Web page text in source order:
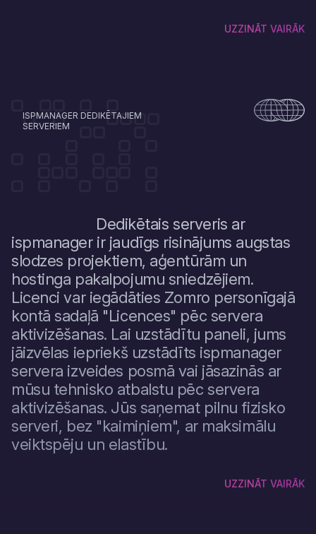
Ispmanager nodrošina ērtu visu sistēmas parametru
zemas izmaksas VPS tarifus, ispmanager panelis nepārslogo
sistēmu un ir piemērots vairāku tīmekļa vietņu, CRM sistēmu,
tiešsaistes veikalu un blogu mitināšanai. Ierobežojumi ir saistīti
UZZINĀT VAIRĀK
ISPMANAGER DEDIKĒTAJIEM
SERVERIEM
Dedikētais serveris ar
ispmanager ir jaudīgs risinājums augstas
slodzes projektiem, aģentūrām un
hostinga pakalpojumu sniedzējiem.
Licenci var iegādāties Zomro personīgajā
kontā sadaļā "Licences" pēc servera
aktivizēšanas. Lai uzstādītu paneli, jums
jāizvēlas iepriekš uzstādīts ispmanager
servera izveides posmā vai jāsazinās ar
mūsu tehnisko atbalstu pēc servera
aktivizēšanas. Jūs saņemat pilnu fizisko
serveri, bez "kaimiņiem", ar maksimālu
veiktspēju un elastību.
Dedikētais serveris ar ispmanager ir ideāli piemērotsUZZINĀT VAIRĀK